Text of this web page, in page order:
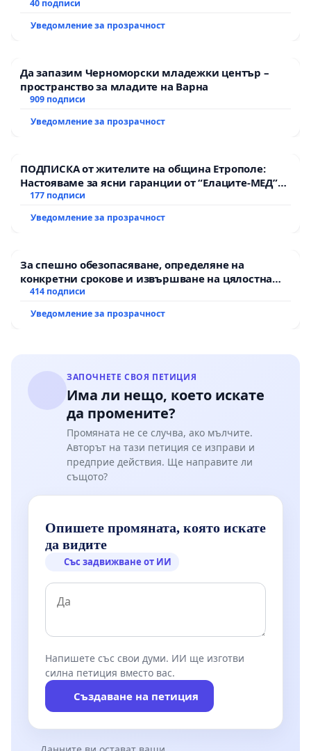
40 подписи
Уведомление за прозрачност
Да запазим Черноморски младежки център –
пространство за младите на Варна
909 подписи
Уведомление за прозрачност
ПОДПИСКА от жителите на община Етрополе:
Настояваме за ясни гаранции от “Елаците-МЕД”
АД и от държавата, че ще се изпълнят всички
177 подписи
Уведомление за прозрачност
За спешно обезопасяване, определяне на
конкретни срокове и извършване на цялостна
рехабилитация на републиканския път между
Мирово - к.к. Момин проход
414 подписи
Уведомление за прозрачност
ЗАПОЧНЕТЕ СВОЯ ПЕТИЦИЯ
Има ли нещо, което искате
да промените?
Промяната не се случва, ако мълчите.
Авторът на тази петиция се изправи и
предприе действия. Ще направите ли
същото?
Опишете промяната, която искате
да видите
Със задвижване от ИИ
Напишете със свои думи. ИИ ще изготви
силна петиция вместо вас.
Създаване на петиция